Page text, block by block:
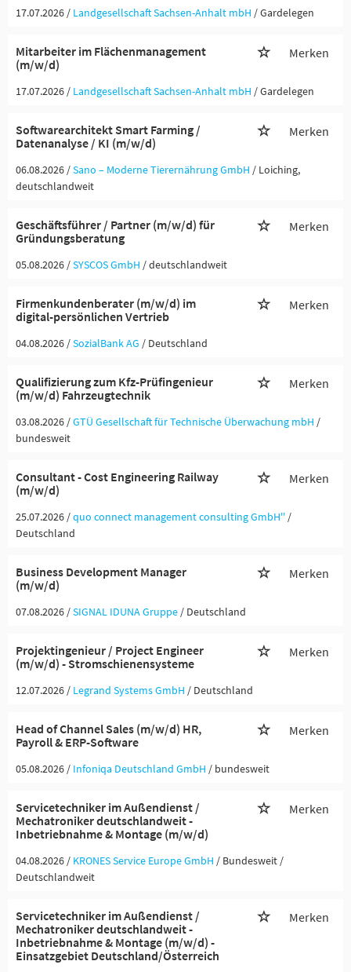
17.07.2026 / Landgesellschaft Sachsen-Anhalt mbH / Gardelegen
Mitarbeiter im Flächenmanagement
(m/w/d)
Merken
17.07.2026 / Landgesellschaft Sachsen-Anhalt mbH / Gardelegen
Softwarearchitekt Smart Farming /
Datenanalyse / KI (m/w/d)
Merken
06.08.2026 /Sano – Moderne Tierernährung GmbH / Loiching,
deutschlandweit
Geschäftsführer / Partner (m/w/d) für
Gründungsberatung
Merken
05.08.2026 /SYSCOS GmbH / deutschlandweit
Firmenkundenberater (m/w/d) im
digital-persönlichen Vertrieb
Merken
04.08.2026 /SozialBank AG / Deutschland
Qualifizierung zum Kfz-Prüfingenieur
(m/w/d) Fahrzeugtechnik
Merken
03.08.2026 /GTÜ Gesellschaft für Technische Überwachung mbH /
bundesweit
Consultant - Cost Engineering Railway
(m/w/d)
Merken
25.07.2026 /quo connect management consulting GmbH'' /
Deutschland
Business Development Manager
(m/w/d)
Merken
07.08.2026 /SIGNAL IDUNA Gruppe / Deutschland
Projektingenieur / Project Engineer
(m/w/d) - Stromschienensysteme
Merken
12.07.2026 / Legrand Systems GmbH / Deutschland
Head of Channel Sales (m/w/d) HR,
Payroll & ERP-Software
Merken
05.08.2026 / Infoniqa Deutschland GmbH / bundesweit
Servicetechniker im Außendienst /
Mechatroniker deutschlandweit -
Inbetriebnahme & Montage (m/w/d)
Merken
04.08.2026 / KRONES Service Europe GmbH / Bundesweit /
Deutschlandweit
Servicetechniker im Außendienst /
Mechatroniker deutschlandweit -
Inbetriebnahme & Montage (m/w/d) -
Einsatzgebiet Deutschland/Österreich
Merken